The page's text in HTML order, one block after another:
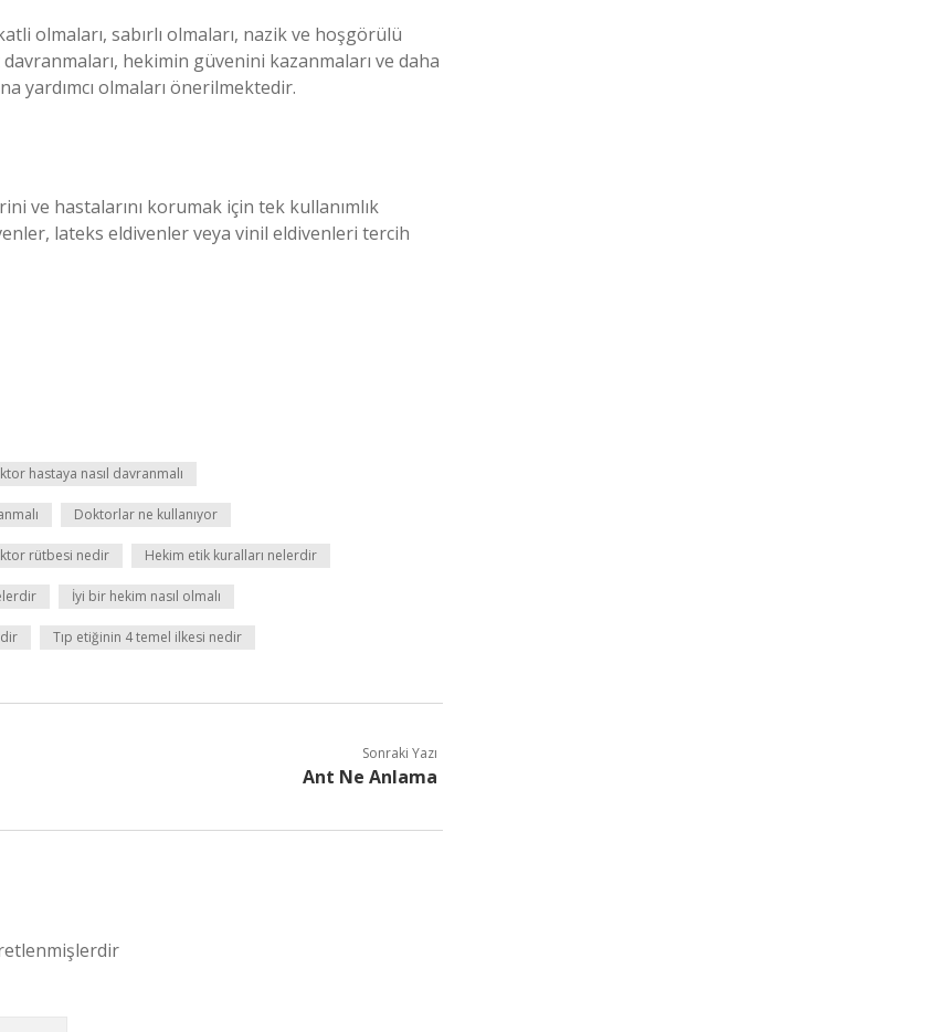
olmaları, sabırlı olmaları, nazik ve hoşgörülü
hekimin güvenini kazanmaları ve daha
yardımcı olmaları önerilmektedir.
ve hastalarını korumak için tek kullanımlık
lateks eldivenler veya vinil eldivenleri tercih
hastaya nasıl davranmalı
Doktorlar ne kullanıyor
rütbesi nedir Hekim etik kuralları nelerdir
İyi bir hekim nasıl olmalı
Tıp etiğinin 4 temel ilkesi nedir
Sonraki Yazı
Ant Ne Anlama